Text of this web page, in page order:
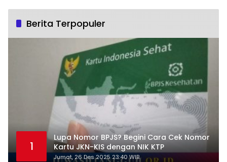
Berita Terpopuler
1
Lupa Nomor BPJS? Begini Cara Cek Nomor
Kartu JKN-KIS dengan NIK KTP
Jumat, 26 Des 2025 23:40 WIB